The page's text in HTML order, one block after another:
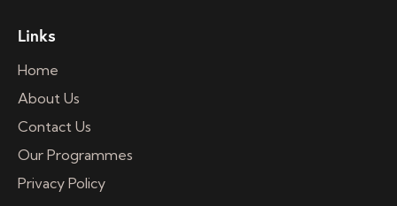
Links
Home
About Us
Contact Us
Our Programmes
Privacy Policy